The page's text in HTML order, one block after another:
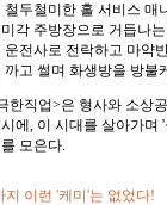
철두철미한 홀 서비스 매
각 주방장으로 거듭나
운전사로 전락하고 마약
까고 썰며 화생방을 방불
한직업>은 형사와 소상
에, 이 시대를 살아가며
모은다.
지 이런 '케미'는 없었다!